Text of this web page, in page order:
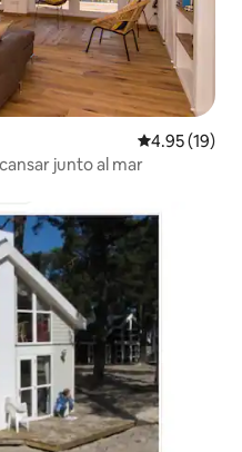
Calificación
4.95 (19)
junto al mar